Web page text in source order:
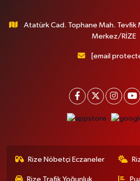
Atatürk Cad. Tophane Mah. Tevfik
Merkez/RİZE
[email
Rize Nöbetçi Eczaneler
Rize Trafik Yoğunluk